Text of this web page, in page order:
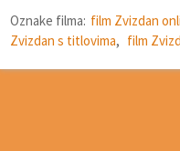
Oznake filma: film Zvizdan
Zvizdan s titlovima, film